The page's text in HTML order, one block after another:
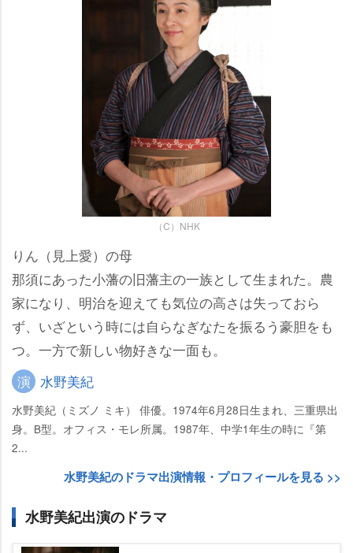
（C）NHK
りん（見上愛）の母
那須にあった小藩の旧藩主の一族として生まれた。農
家になり、明治を迎えても気位の高さは失っておら
ず、いざという時には自らなぎなたを振るう豪胆をも
つ。一方で新しい物好きな一面も。
演 水野美紀
水野美紀（ミズノ ミキ） 俳優。1974年6月28日生まれ、三重県出
身。B型。オフィス・モレ所属。1987年、中学1年生の時に『第
2...
水野美紀のドラマ出演情報・プロフィールを見る >>
水野美紀出演のドラマ